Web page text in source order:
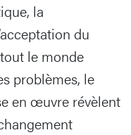
la
du
le monde
problèmes, le
en œuvre révèlent